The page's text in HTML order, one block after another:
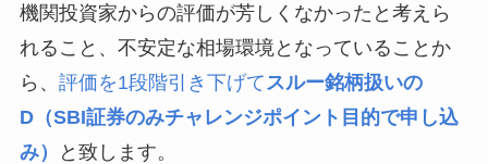
機関投資家からの評価が芳しくなかったと考えら
れること、不安定な相場環境となっていることか
ら、 評価を1段階引き下げて スルー銘柄扱いの
D（SBI証券のみチャレンジポイント目的で申し込
み）
と致します。